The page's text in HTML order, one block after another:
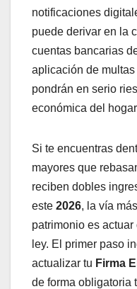
notificaciones
puede derivar en la
cuentas bancarias
aplicación de
pondrán en serio
económica del
Si te encuentras
mayores que
reciben dobles
este 2026, la vía
patrimonio es
ley. El primer paso
actualizar tu Firma
de forma obligatoria